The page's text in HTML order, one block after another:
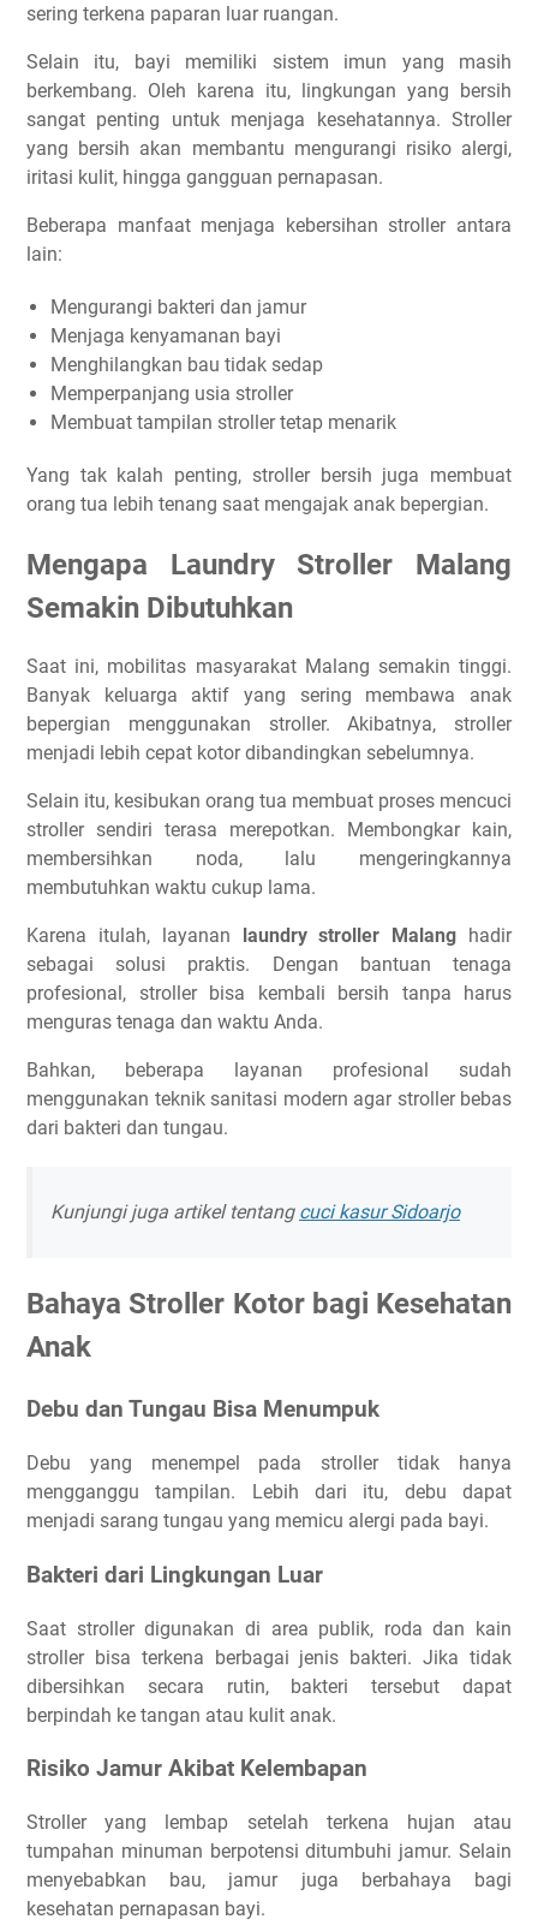
sering terkena paparan luar ruangan.
Selain itu, bayi memiliki sistem imun yang masih
berkembang. Oleh karena itu, lingkungan yang bersih
sangat penting untuk menjaga kesehatannya. Stroller
yang bersih akan membantu mengurangi risiko alergi,
iritasi kulit, hingga gangguan pernapasan.
Beberapa manfaat menjaga kebersihan stroller antara
lain:
Mengurangi bakteri dan jamur
Menjaga kenyamanan bayi
Menghilangkan bau tidak sedap
Memperpanjang usia stroller
Membuat tampilan stroller tetap menarik
Yang tak kalah penting, stroller bersih juga membuat
orang tua lebih tenang saat mengajak anak bepergian.
Mengapa Laundry Stroller Malang
Semakin Dibutuhkan
Saat ini, mobilitas masyarakat Malang semakin tinggi.
Banyak keluarga aktif yang sering membawa anak
bepergian menggunakan stroller. Akibatnya, stroller
menjadi lebih cepat kotor dibandingkan sebelumnya.
Selain itu, kesibukan orang tua membuat proses mencuci
stroller sendiri terasa merepotkan. Membongkar kain,
membersihkan noda, lalu mengeringkannya
membutuhkan waktu cukup lama.
Karena itulah, layanan laundry stroller Malang hadir
sebagai solusi praktis. Dengan bantuan tenaga
profesional, stroller bisa kembali bersih tanpa harus
menguras tenaga dan waktu Anda.
Bahkan, beberapa layanan profesional sudah
menggunakan teknik sanitasi modern agar stroller bebas
dari bakteri dan tungau.
Kunjungi juga artikel tentang cuci kasur Sidoarjo
Bahaya Stroller Kotor bagi Kesehatan
Anak
Debu dan Tungau Bisa Menumpuk
Debu yang menempel pada stroller tidak hanya
mengganggu tampilan. Lebih dari itu, debu dapat
menjadi sarang tungau yang memicu alergi pada bayi.
Bakteri dari Lingkungan Luar
Saat stroller digunakan di area publik, roda dan kain
stroller bisa terkena berbagai jenis bakteri. Jika tidak
dibersihkan secara rutin, bakteri tersebut dapat
berpindah ke tangan atau kulit anak.
Risiko Jamur Akibat Kelembapan
Stroller yang lembap setelah terkena hujan atau
tumpahan minuman berpotensi ditumbuhi jamur. Selain
menyebabkan bau, jamur juga berbahaya bagi
kesehatan pernapasan bayi.